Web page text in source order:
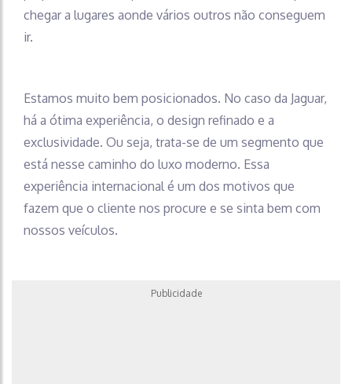
chegar a lugares aonde vários outros não conseguem
ir.
Estamos muito bem posicionados. No caso da Jaguar,
há a ótima experiência, o design refinado e a
exclusividade. Ou seja, trata-se de um segmento que
está nesse caminho do luxo moderno. Essa
experiência internacional é um dos motivos que
fazem que o cliente nos procure e se sinta bem com
nossos veículos.
Publicidade